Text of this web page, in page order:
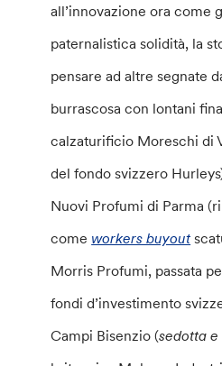
all’innovazione ora come
paternalistica solidità, la
pensare ad altre segnate
burrascosa con lontani
calzaturificio Moreschi di
del fondo svizzero
Nuovi Profumi di Parma
come workers buyout
Morris Profumi, passata
fondi d’investimento
Campi Bisenzio (sedotta